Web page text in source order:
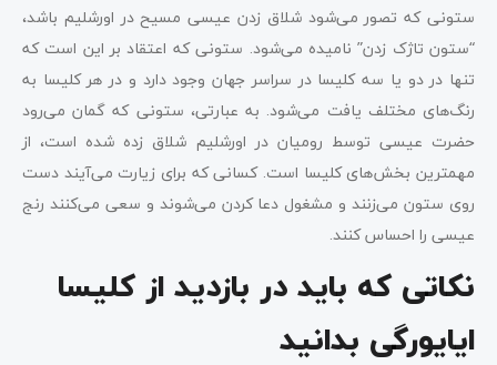
ستونی که تصور می‌شود شلاق زدن عیسی مسیح در اورشلیم باشد،
“ستون تاژک زدن” نامیده می‌شود. ستونی که اعتقاد بر این است که
تنها در دو یا سه کلیسا در سراسر جهان وجود دارد و در هر کلیسا به
رنگ‌های مختلف یافت می‌شود. به عبارتی، ستونی که گمان می‌رود
حضرت عیسی توسط رومیان در اورشلیم شلاق زده شده است، از
مهمترین بخش‌های کلیسا است. کسانی که برای زیارت می‌آیند دست
روی ستون می‌زنند و مشغول دعا کردن می‌شوند و سعی می‌کنند رنج
عیسی را احساس کنند.
نکاتی که باید در بازدید از کلیسا
ایایورگی بدانید